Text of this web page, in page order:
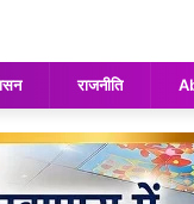
राजनीति